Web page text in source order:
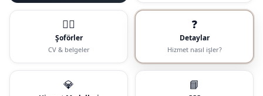
🧑‍✈️
Şoförler
CV & belgeler
❓
Detaylar
Hizmet nasıl işler?
💎 📘